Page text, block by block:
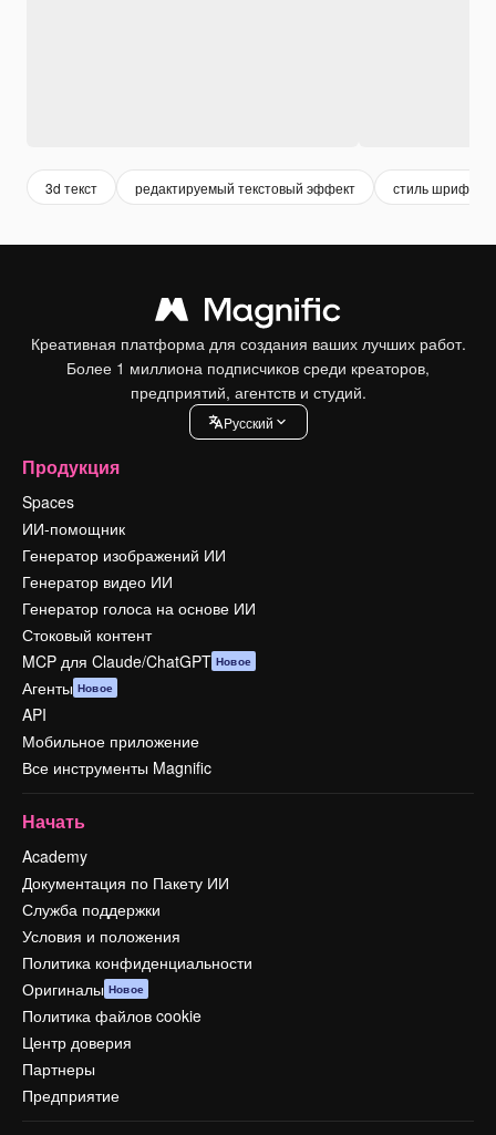
3d текст редактируемый текстовый эффект стиль шрифта
Креативная платформа для создания ваших лучших работ.
Более 1 миллиона подписчиков среди креаторов,
предприятий, агентств и студий.
Pусский
Продукция
Spaces
ИИ-помощник
Генератор изображений ИИ
Генератор видео ИИ
Генератор голоса на основе ИИ
Стоковый контент
MCP для Claude/ChatGPT Новое
Агенты Новое
API
Мобильное приложение
Все инструменты Magnific
Начать
Academy
Документация по Пакету ИИ
Служба поддержки
Условия и положения
Политика конфиденциальности
Оригиналы Новое
Политика файлов cookie
Центр доверия
Партнеры
Предприятие